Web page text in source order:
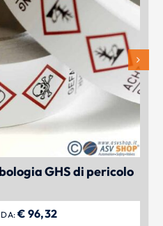
GHS di pericolo
DA:€ 96,32